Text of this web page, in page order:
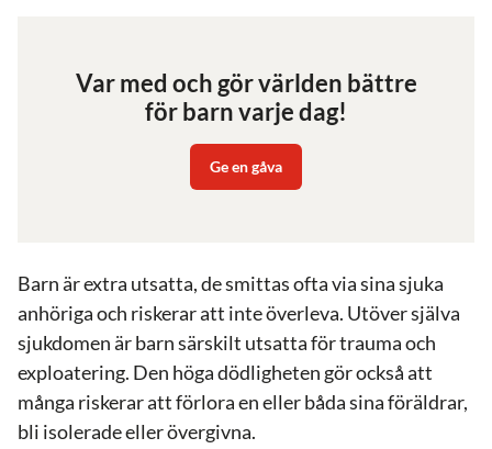
Var med och gör världen bättre
för barn varje dag!
Ge en gåva
Barn är extra utsatta, de smittas ofta via sina sjuka
anhöriga och riskerar att inte överleva. Utöver själva
sjukdomen är barn särskilt utsatta för trauma och
exploatering. Den höga dödligheten gör också att
många riskerar att förlora en eller båda sina föräldrar,
bli isolerade eller övergivna.